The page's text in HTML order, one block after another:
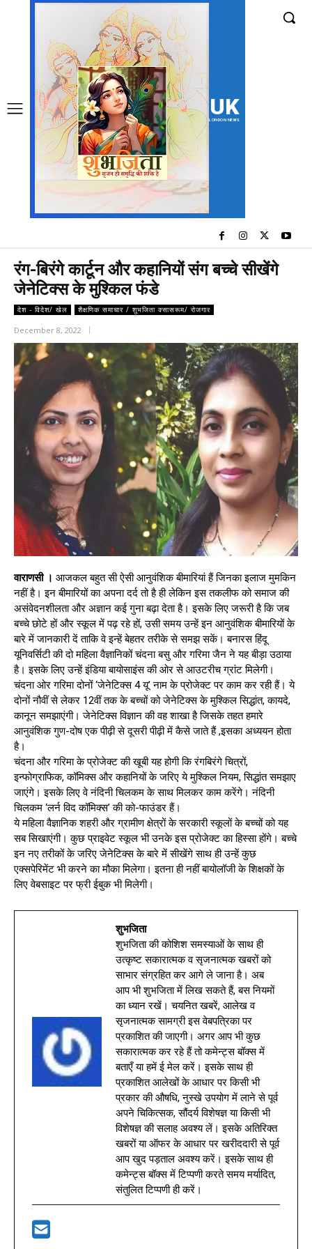
UK
LONDON NEWS
रंग-बिरंगे कार्टून और कहानियों संग बच्‍चे सीखेंगे
जेनेटिक्‍स के मुश्किल फंडे
देश - विदेश/ खेल शैक्षणिक समाचार / शुभजिता क्सासरूम/ रोजगार
December 8, 2022
वाराणसी । आजकल बहुत‍ सी ऐसी आनुवंशिक बीमारियां हैं जिनका इलाज मुमकिन
नहीं है। इन बीमारियों का अपना दर्द तो है ही लेकिन इस तकलीफ को समाज की
असंवेदनशीलता और अज्ञान कई गुना बढ़ा देता है। इसके लिए जरूरी है कि जब
बच्‍चे छोटे हों और स्‍कूल में पढ़ रहे हों, उसी समय उन्‍हें इन आनुवंशिक बीमारियों के
बारे में जानकारी दें ताकि वे इन्‍हें बेहतर तरीके से समझ सकें। बनारस हिंदू
यूनिवर्सिटी की दो महिला वैज्ञानिकों चंदना बसु और गरिमा जैन ने यह बीड़ा उठाया
है। इसके लिए उन्‍हें इंडिया बायोसाइंस की ओर से आउटरीच ग्रांट मिलेगी।
चंदना ओर गरिमा दोनों ‘जेनेटिक्‍स 4 यू’ नाम के प्रोजेक्‍ट पर काम कर रही हैं। ये
दोनों नौवीं से लेकर 12वीं तक के बच्‍चों को जेनेटिक्‍स के मुश्किल सिद्धांत, कायदे,
कानून समझाएंगी। जेनेटिक्‍स विज्ञान की वह शाखा है जिसके तहत हमारे
आनुवंशिक गुण-दोष एक पीढ़ी से दूसरी पीढ़ी में कैसे जाते हैं ,इसका अध्ययन होता
है।
चंदना और गरिमा के प्रोजेक्‍ट की खूबी यह होगी कि रंगबिरंगे चित्रों,
इन्‍फोग्राफिक, कॉमिक्‍स और कहानियों के जरिए ये मुश्किल नियम, सिद्धांत समझाए
जाएंगे। इसके लिए वे नंद‍िनी चिलकम के साथ मिलकर काम करेंगे। नंदिनी
चिलकम ‘लर्न विद कॉमिक्‍स’ की को-फाउंडर हैं।
ये महिला वैज्ञानिक शहरी और ग्रामीण क्षेत्रों के सरकारी स्‍कूलों के बच्‍चों को यह
सब सिखाएंगी। कुछ प्राइवेट स्‍कूल भी उनके इस प्रोजेक्‍ट का हिस्‍सा होंगे। बच्‍चे
इन नए तरीकों के जरिए जेनेटिक्‍स के बारे में सीखेंगे साथ ही उन्‍हें कुछ
एक्‍सपेरिमेंट भी करने का मौका मिलेगा। इतना ही नहीं बायोलॉजी के शिक्षकों के
लिए वेबसाइट पर फ्री ईबुक भी मिलेगी।
शुभजिता
शुभजिता की कोशिश समस्याओं के साथ ही
उत्कृष्ट सकारात्मक व सृजनात्मक खबरों को
साभार संग्रहित कर आगे ले जाना है। अब
आप भी शुभजिता में लिख सकते हैं, बस नियमों
का ध्यान रखें। चयनित खबरें, आलेख व
सृजनात्मक सामग्री इस वेबपत्रिका पर
प्रकाशित की जाएगी। अगर आप भी कुछ
सकारात्मक कर रहे हैं तो कमेन्ट्स बॉक्स में
बताएँ या हमें ई मेल करें। इसके साथ ही
प्रकाशित आलेखों के आधार पर किसी भी
प्रकार की औषधि, नुस्खे उपयोग में लाने से पूर्व
अपने चिकित्सक, सौंदर्य विशेषज्ञ या किसी भी
विशेषज्ञ की सलाह अवश्य लें। इसके अतिरिक्त
खबरों या ऑफर के आधार पर खरीददारी से पूर्व
आप खुद पड़ताल अवश्य करें। इसके साथ ही
कमेन्ट्स बॉक्स में टिप्पणी करते समय मर्यादित,
संतुलित टिप्पणी ही करें।